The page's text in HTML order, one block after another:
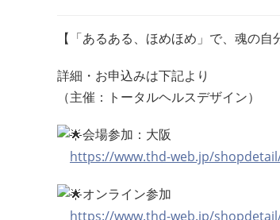
【「あるある、ほめほめ」で、魂の
詳細・お申込みは下記より
（主催：トータルヘルスデザイン）
会場参加：大阪
https://www.thd-web.jp/
オンライン参加
https://www.thd-web.jp/